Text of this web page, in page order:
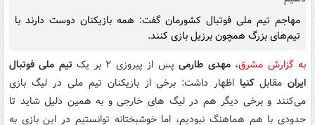
مهاجم تیم ملی فوتبال کشورمان گفت: همه بازیکنان دوست دارند با
تیم‌های بزرگ همچون برزیل بازی کنند.
به گزارش مشرق،مهدی طارمیپس از پیروزی ۲ بر یک
تیم ملی فوتبال
ایرانمقابلکنیا اظهار داشت: برخی از بازیکنان تیم ملی در لیگ بازی
می‌کنند و برخی دیگر هم در لیگ ‌های خارجی و به همین دلیل شاید تا
حدودی با هم هماهنگ نبودیم، اما خوشبختانه توانستیم در این بازی به